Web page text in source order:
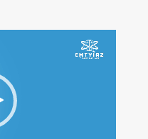
مشغل
الفيديو